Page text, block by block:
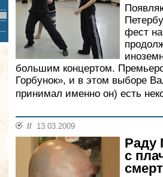
фест
большим концертом.
Горбунок», и в этом выборе
принимал именно он) есть
// 13.03.2009
Раду
с